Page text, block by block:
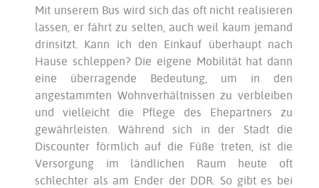
Mit unserem Bus wird sich das oft nicht realisieren
lassen, er fährt zu selten, auch weil kaum jemand
drinsitzt. Kann ich den Einkauf überhaupt nach
Hause schleppen? Die eigene Mobilität hat dann
eine überragende Bedeutung, um in den
angestammten Wohnverhältnissen zu verbleiben
und vielleicht die Pflege des Ehepartners zu
gewährleisten. Während sich in der Stadt die
Discounter förmlich auf die Füße treten, ist die
Versorgung im ländlichen Raum heute oft
schlechter als am Ender der DDR. So gibt es bei